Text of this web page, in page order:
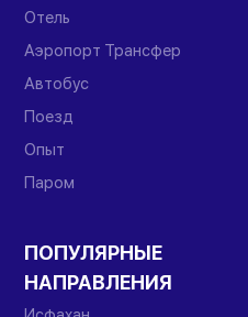
Отель
Аэропорт Трансфер
Автобус
Поезд
Опыт
Паром
ПОПУЛЯРНЫЕ
НАПРАВЛЕНИЯ